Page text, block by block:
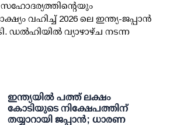
വഹിച്ച് 2026 ലെ ഇന്ത്യ-ജപ്പാന്‍
ഡല്‍ഹിയില്‍ വ്യാഴാഴ്ച നടന്ന
ഇന്ത്യയില്‍ പത്ത് ലക്ഷം
കോടിയുടെ നിക്ഷേപത്തിന്
തയ്യാറായി ജപ്പാന്‍; ധാരണ